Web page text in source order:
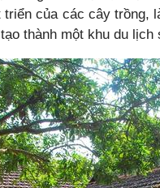
của các cây trồng,
thành một khu du